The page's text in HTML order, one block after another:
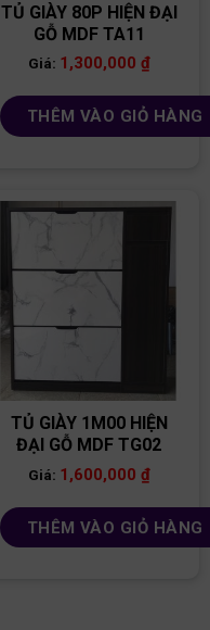
TỦ GIÀY 80P HIỆN ĐẠI
GỖ MDF TA11
Giá: 1,300,000 ₫
THÊM VÀO GIỎ HÀNG
TỦ GIÀY 1M00 HIỆN
ĐẠI GỖ MDF TG02
Giá: 1,600,000 ₫
THÊM VÀO GIỎ HÀNG